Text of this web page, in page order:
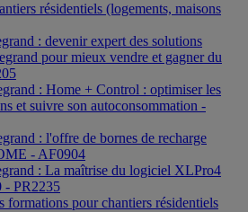
résidentiels (logements, maisons
: devenir expert des solutions
pour mieux vendre et gagner du
: Home + Control : optimiser les
et suivre son autoconsommation -
: l'offre de bornes de recharge
- AF0904
: La maîtrise du logiciel XLPro4
- PR2235
formations pour chantiers résidentiels